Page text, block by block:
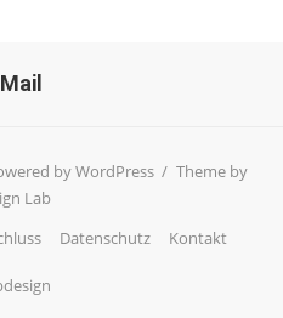
by WordPress / Theme by
Lab
Datenschutz Kontakt